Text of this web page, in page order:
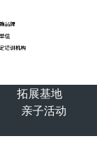
拓展基地
亲子活动